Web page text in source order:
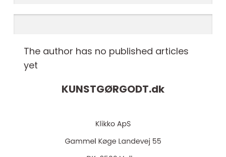
The author has no published articles
yet
KUNSTGØRGODT.dk